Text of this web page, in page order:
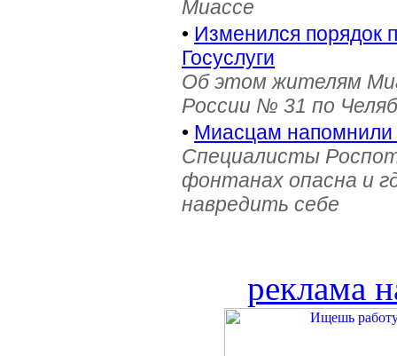
Миассе
• Изменился порядок
Госуслуги
Об этом жителям
России № 31 по
• Миасцам напомнили
Специалисты
фонтанах опасна и
навредить себе
реклама